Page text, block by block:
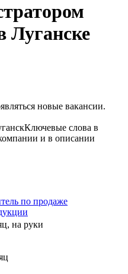
Луганске
новые вакансии.
Ключевые слова в
и в описании
по продаже
на руки